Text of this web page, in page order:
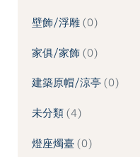
壁飾/浮雕 0
家俱/家飾 0
建築原帽/涼亭 0
未分類 4
燈座燭臺 0